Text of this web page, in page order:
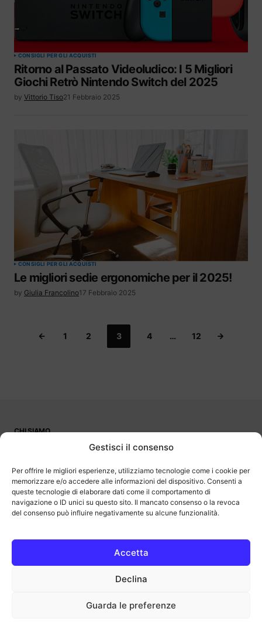
Gestisci il consenso
Per offrire le migliori esperienze, utilizziamo tecnologie come i cookie per
memorizzare e/o accedere alle informazioni del dispositivo. Consenti a
queste tecnologie di elaborare dati come il comportamento di
navigazione o ID unici su questo sito. Il mancato consenso o la revoca
del consenso può influire negativamente su alcune funzionalità.
Accetta
Declina
Guarda le preferenze
CONSIGLI PER GLI ACQUISTI
Ritorno al Passato Videoludico: I 5 Migliori
Giochi Retrò Nintendo Switch del 2025
by Vittorio Tiso21 Febbraio 2025
CONSIGLI PER GLI ACQUISTI
Le migliori sedie ergonomiche per il 2025!
by Giulia Francolino17 Febbraio 2025
1 2 3 4 … 12
CHI SIAMO
OutOfBit
programma di affiliazione che consente ai siti di percepire una
commissione pubblicitaria pubblicizzando e fornendo link al sito
Amazon.it. Amazon e il logo Amazon sono marchi registrati di
Amazon.com, Inc. o delle sue affiliate.
COPYRIGHT © 2013-2025 OUTOFBIT P.IVA 04140830243, TUTTI I
outofbit.it@gmail.com | outofbit@pec.it
Note legali